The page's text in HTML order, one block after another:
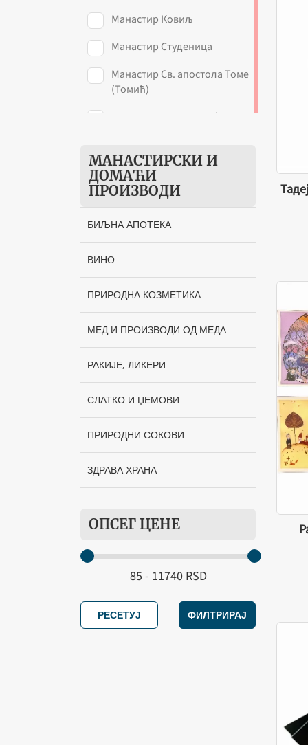
Манастир Ковиљ
Манастир Студеница
Манастир Св. апостола Томе
(Томић)
Манастир Светог Стефана,
Манастир Фенек
Манастир Драганац
Богородице, Рустово
Пчеларски центар Батинић,
Манастир Суково
Апифарм Радосављевић,
Манастир Буково
Манастир Томић
Манастир Жича
Манастир Богоштица
ПГ Сопхиа рибизла
Манастир Велика Ремета
МАНАСТИРСКИ И
ДОМАЋИ
ПРОИЗВОДИ
БИЉНА АПОТЕКА
ВИНО
ПРИРОДНА КОЗМЕТИКА
МЕД И ПРОИЗВОДИ ОД МЕДА
РАКИЈЕ, ЛИКЕРИ
СЛАТКО И ЏЕМОВИ
ПРИРОДНИ СОКОВИ
ЗДРАВА ХРАНА
ОПСЕГ ЦЕНЕ
РЕСЕТУЈ ФИЛТРИРАЈ